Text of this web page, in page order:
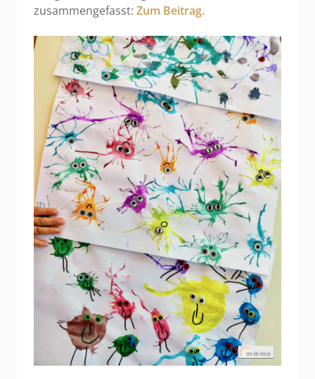
zusammengefasst: Zum Beitrag.